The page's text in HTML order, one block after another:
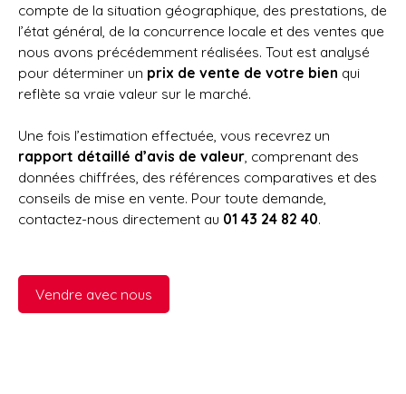
compte de la situation géographique, des prestations, de
l’état général, de la concurrence locale et des ventes que
nous avons précédemment réalisées. Tout est analysé
pour déterminer un prix de vente de votre bien qui
reflète sa vraie valeur sur le marché.
Une fois l’estimation effectuée, vous recevrez un
rapport détaillé d’avis de valeur, comprenant des
données chiffrées, des références comparatives et des
conseils de mise en vente. Pour toute demande,
contactez-nous directement au 01 43 24 82 40.
Vendre avec nous